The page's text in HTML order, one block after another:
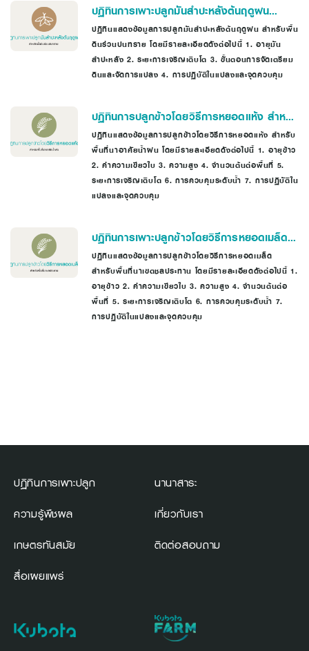
ปฏิทินการเพาะปลูกมันสำปะหลังต้นฤดูฝน
สำหรับพื้นดินร่วนปนทราย
ปฏิทินแสดงข้อมูลการปลูกมันสำปะหลังต้นฤดูฝน สำหรับพื้น
ดินร่วนปนทราย โดยมีรายละเอียดดังต่อไปนี้ 1. อายุมัน
สำปะหลัง 2. ระยะการเจริญเติบโต 3. ขั้นตอนการจัดเตรียม
ดินและจัดการแปลง 4. การปฏิบัติในแปลงและจุดควบคุม
ปฏิทินการปลูกข้าวโดยวิธีการหยอดแห้ง สำหรับ
พื้นที่นาอาศัยน้ำฝน
ปฏิทินแสดงข้อมูลการปลูกข้าวโดยวิธีการหยอดแห้ง สำหรับ
พื้นที่นาอาศัยน้ำฝน โดยมีรายละเอียดดังต่อไปนี้ 1. อายุข้าว
2. ค่าความเขียวใบ 3. ความสูง 4. จำนวนต้นต่อพื้นที่ 5.
ระยะการเจริญเติบโต 6. การควบคุมระดับน้ำ 7. การปฏิบัติใน
แปลงและจุดควบคุม
ปฏิทินการเพาะปลูกข้าวโดยวิธีการหยอดเมล็ด
สำหรับพื้นที่นาเขตชลประทาน
ปฏิทินแสดงข้อมูลการปลูกข้าวโดยวิธีการหยอดเมล็ด
สำหรับพื้นที่นาเขตชลประทาน โดยมีรายละเอียดดังต่อไปนี้ 1.
อายุข้าว 2. ค่าความเขียวใบ 3. ความสูง 4. จำนวนต้นต่อ
พื้นที่ 5. ระยะการเจริญเติบโต 6. การควบคุมระดับน้ำ 7.
การปฏิบัติในแปลงและจุดควบคุม
ปฏิทินการเพาะปลูก
ความรู้พืชผล
เกษตรทันสมัย
สื่อเผยแพร่
นานาสาระ
เกี่ยวกับเรา
ติดต่อสอบถาม